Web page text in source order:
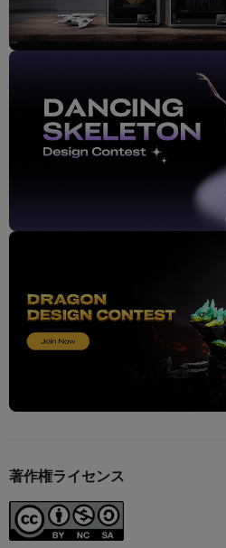
著作権ライセンス